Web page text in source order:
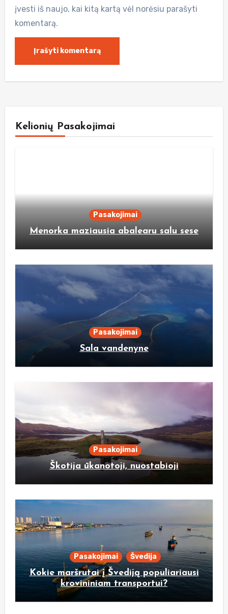
įvesti iš naujo, kai kitą kartą vėl norėsiu parašyti
komentarą.
Kelionių Pasakojimai
Pasakojimai
Menorka maziausia abalearu salu sese
Pasakojimai
Sala vandenyne
Pasakojimai
Škotija ūkanotoji, nuostabioji
Pasakojimai Švedija
Kokie maršrutai į Švediją populiariausi
krovininiam transportui?